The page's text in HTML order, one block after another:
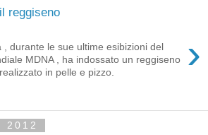
reggiseno
›
, durante le sue ultime esibizioni del
MDNA , ha indossato un reggiseno
in pelle e pizzo.
2012